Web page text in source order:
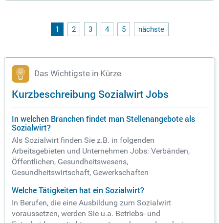
1 2 3 4 5 nächste
Das Wichtigste in Kürze
Kurzbeschreibung Sozialwirt Jobs
In welchen Branchen findet man Stellenangebote als
Sozialwirt?
Als Sozialwirt finden Sie z.B. in folgenden
Arbeitsgebieten und Unternehmen Jobs: Verbänden,
Öffentlichen, Gesundheitswesens,
Gesundheitswirtschaft, Gewerkschaften
Welche Tätigkeiten hat ein Sozialwirt?
In Berufen, die eine Ausbildung zum Sozialwirt
voraussetzen, werden Sie u.a. Betriebs- und